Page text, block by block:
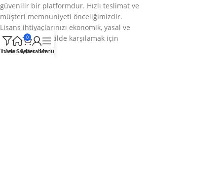
güvenilir bir platformdur. Hızlı teslimat ve
müşteri memnuniyeti önceliğimizdir.
Lisans ihtiyaçlarınızı ekonomik, yasal ve
sorunsuz bir şekilde karşılamak için
buradayız.
Ana Sayfa
0
Sepet
Hesabım
Menü